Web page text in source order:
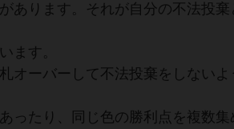
あります。それが自分の不法投棄
ます。
オーバーして不法投棄をしないよ
ったり、同じ色の勝利点を複数集